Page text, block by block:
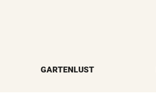
GARTENLUST